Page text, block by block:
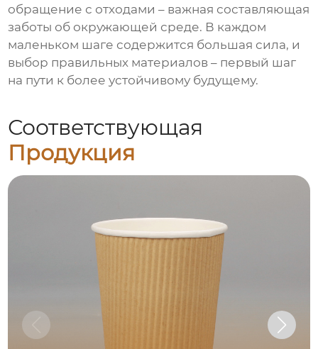
обращение с отходами – важная составляющая
заботы об окружающей среде. В каждом
маленьком шаге содержится большая сила, и
выбор правильных материалов – первый шаг
на пути к более устойчивому будущему.
Соответствующая
Продукция